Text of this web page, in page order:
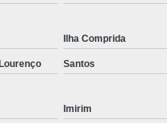
Ilha Comprida
Santos
Imirim